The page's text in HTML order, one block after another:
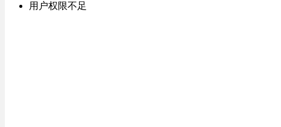
用户权限不足